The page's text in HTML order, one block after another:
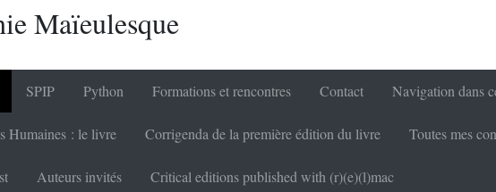
Maïeulesque
SPIP Python Formations et rencontres Contact Navigation dans
Humaines : le livre Corrigenda de la première édition du livre Toutes mes
Auteurs invités Critical editions published with (r)(e)(l)mac